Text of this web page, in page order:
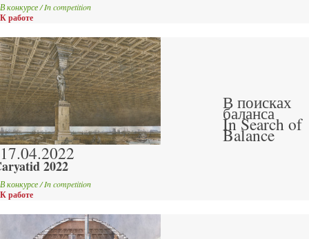
В конкурсе / In competition
К работе
17.04.2022
2022
В конкурсе / In competition
К работе
В поисках
баланса
In Search of
Balance